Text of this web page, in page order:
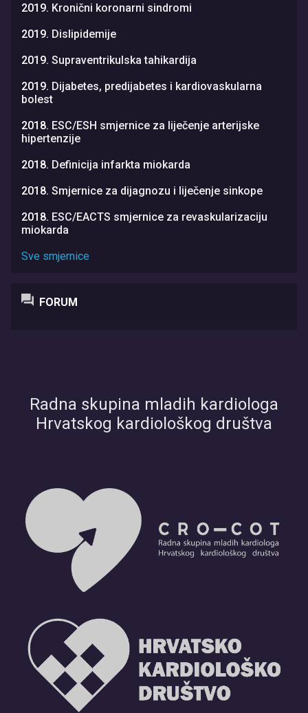
2019. Kronični koronarni sindromi
2019. Dislipidemije
2019. Supraventrikulska tahikardija
2019. Dijabetes, predijabetes i kardiovaskularna
bolest
2018. ESC/ESH smjernice za liječenje arterijske
hipertenzije
2018. Definicija infarkta miokarda
2018. Smjernice za dijagnozu i liječenje sinkope
2018. ESC/EACTS smjernice za revaskularizaciju
miokarda
Sve smjernice
FORUM
Radna skupina mladih kardiologa
Hrvatskog kardiološkog društva